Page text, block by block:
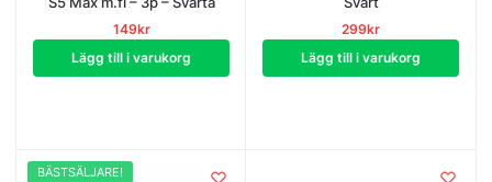
149kr
Lägg till i varukorg
299kr
Lägg till i varukorg
BÄSTSÄLJARE!